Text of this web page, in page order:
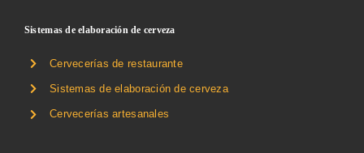
Sistemas de elaboración de cerveza
Cervecerías de restaurante
Sistemas de elaboración de cerveza
Cervecerías artesanales